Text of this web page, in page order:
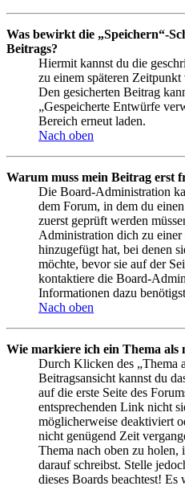
Was bewirkt die „Speichern“-
Beitrags?
Hiermit kannst du die
zu einem späteren
Den gesicherten Beitrag
„Gespeicherte Entwürfe
Bereich erneut laden.
Nach oben
Warum muss mein Beitrag erst
Die Board-Administration
dem Forum, in dem du
zuerst geprüft werden
Administration dich zu
hinzugefügt hat, bei denen
möchte, bevor sie auf der
kontaktiere die Board-
Informationen dazu
Nach oben
Wie markiere ich ein Thema als
Durch Klicken des „Thema
Beitragsansicht kannst du
auf die erste Seite des
entsprechenden Link nicht
möglicherweise deaktiviert
nicht genügend Zeit
Thema nach oben zu
darauf schreibst. Stelle
dieses Boards beachtest! Es